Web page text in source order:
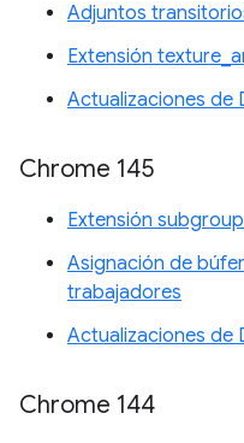
Adjuntos
Extensión
Actualizaciones de
Chrome 145
Extensión
Asignación de
trabajadores
Actualizaciones de
Chrome 144